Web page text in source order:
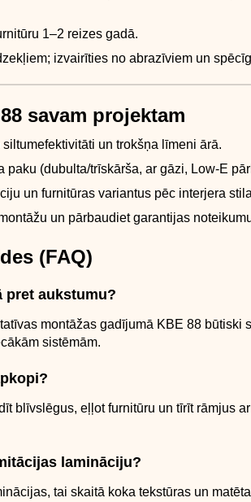
1–2 reizes gadā.
izvairīties no abrazīviem un
savam projektam
un trokšņa līmeni ārā.
paku (dubulta/trīskārša, ar gāzi, Low-E
un furnitūras variantus pēc interjera
un pārbaudiet garantijas
(FAQ)
pret aukstumu?
montāžas gadījumā KBE 88 būtiski
sistēmām.
blīvslēgus, eļļot furnitūru un tīrīt rāmjus
lamināciju?
tai skaitā koka tekstūras un